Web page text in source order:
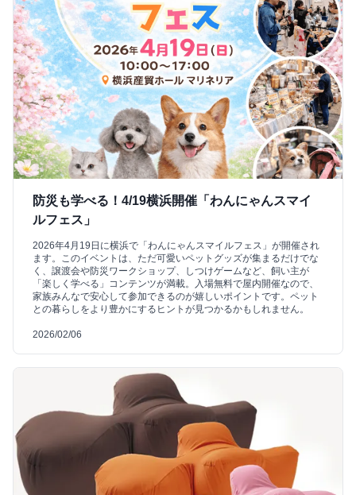
防災も学べる！4/19横浜開催「わんにゃんスマイ
ルフェス」
2026年4月19日に横浜で「わんにゃんスマイルフェス」が開催され
ます。このイベントは、ただ可愛いペットグッズが集まるだけでな
く、譲渡会や防災ワークショップ、しつけゲームなど、飼い主が
「楽しく学べる」コンテンツが満載。入場無料で屋内開催なので、
家族みんなで安心して参加できるのが嬉しいポイントです。ペット
との暮らしをより豊かにするヒントが見つかるかもしれません。
2026/02/06